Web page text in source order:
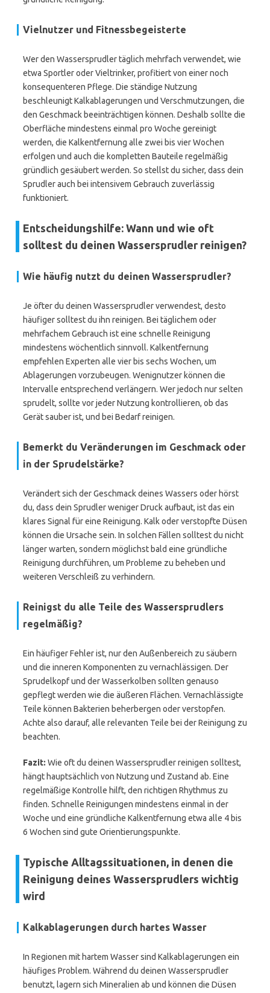
Vielnutzer und Fitnessbegeisterte
Wer den Wassersprudler täglich mehrfach verwendet, wie
etwa Sportler oder Vieltrinker, profitiert von einer noch
konsequenteren Pflege. Die ständige Nutzung
beschleunigt Kalkablagerungen und Verschmutzungen, die
den Geschmack beeinträchtigen können. Deshalb sollte die
Oberfläche mindestens einmal pro Woche gereinigt
werden, die Kalkentfernung alle zwei bis vier Wochen
erfolgen und auch die kompletten Bauteile regelmäßig
gründlich gesäubert werden. So stellst du sicher, dass dein
Sprudler auch bei intensivem Gebrauch zuverlässig
funktioniert.
Entscheidungshilfe: Wann und wie oft
solltest du deinen Wassersprudler reinigen?
Wie häufig nutzt du deinen Wassersprudler?
Je öfter du deinen Wassersprudler verwendest, desto
häufiger solltest du ihn reinigen. Bei täglichem oder
mehrfachem Gebrauch ist eine schnelle Reinigung
mindestens wöchentlich sinnvoll. Kalkentfernung
empfehlen Experten alle vier bis sechs Wochen, um
Ablagerungen vorzubeugen. Wenignutzer können die
Intervalle entsprechend verlängern. Wer jedoch nur selten
sprudelt, sollte vor jeder Nutzung kontrollieren, ob das
Gerät sauber ist, und bei Bedarf reinigen.
Bemerkt du Veränderungen im Geschmack oder
in der Sprudelstärke?
Verändert sich der Geschmack deines Wassers oder hörst
du, dass dein Sprudler weniger Druck aufbaut, ist das ein
klares Signal für eine Reinigung. Kalk oder verstopfte Düsen
können die Ursache sein. In solchen Fällen solltest du nicht
länger warten, sondern möglichst bald eine gründliche
Reinigung durchführen, um Probleme zu beheben und
weiteren Verschleiß zu verhindern.
Reinigst du alle Teile des Wassersprudlers
regelmäßig?
Ein häufiger Fehler ist, nur den Außenbereich zu säubern
und die inneren Komponenten zu vernachlässigen. Der
Sprudelkopf und der Wasserkolben sollten genauso
gepflegt werden wie die äußeren Flächen. Vernachlässigte
Teile können Bakterien beherbergen oder verstopfen.
Achte also darauf, alle relevanten Teile bei der Reinigung zu
beachten.
Fazit: Wie oft du deinen Wassersprudler reinigen solltest,
hängt hauptsächlich von Nutzung und Zustand ab. Eine
regelmäßige Kontrolle hilft, den richtigen Rhythmus zu
finden. Schnelle Reinigungen mindestens einmal in der
Woche und eine gründliche Kalkentfernung etwa alle 4 bis
6 Wochen sind gute Orientierungspunkte.
Typische Alltagssituationen, in denen die
Reinigung deines Wassersprudlers wichtig
wird
Kalkablagerungen durch hartes Wasser
In Regionen mit hartem Wasser sind Kalkablagerungen ein
häufiges Problem. Während du deinen Wassersprudler
benutzt, lagern sich Mineralien ab und können die Düsen